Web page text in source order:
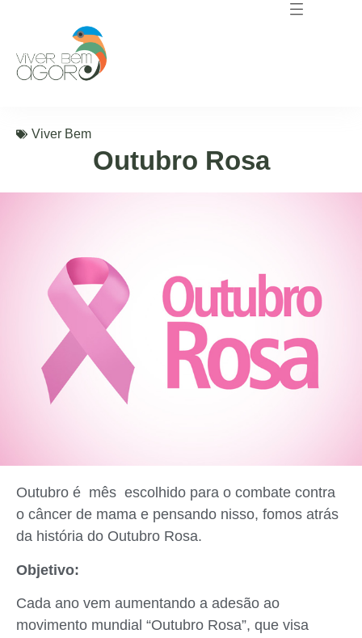
Viver Bem
Outubro Rosa
Outubro é mês escolhido para o combate contra
o câncer de mama e pensando nisso, fomos atrás
da história do Outubro Rosa.
Objetivo:
Cada ano vem aumentando a adesão ao
movimento mundial “Outubro Rosa”, que visa